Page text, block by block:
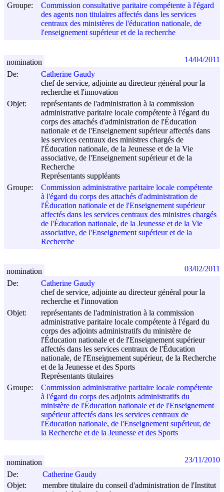
Groupe:
Commission consultative paritaire compétente à l'égard
des agents non titulaires affectés dans les services
centraux des ministères de l'éducation nationale, de
l'enseignement supérieur et de la recherche
De:
Catherine Gaudy
chef de service, adjointe au directeur général pour la
recherche et l'innovation
Objet:
représentants de l'administration à la commission
administrative paritaire locale compétente à l'égard du
corps des attachés d'administration de l'Éducation
nationale et de l'Enseignement supérieur affectés dans
les services centraux des ministres chargés de
l'Éducation nationale, de la Jeunesse et de la Vie
associative, de l'Enseignement supérieur et de la
Recherche
Représentants suppléants
Groupe:
Commission administrative paritaire locale compétente
à l'égard du corps des attachés d'administration de
l'Éducation nationale et de l'Enseignement supérieur
affectés dans les services centraux des ministres chargés
de l'Éducation nationale, de la Jeunesse et de la Vie
associative, de l'Enseignement supérieur et de la
Recherche
nomination 14/04/2011
De:
Catherine Gaudy
chef de service, adjointe au directeur général pour la
recherche et l'innovation
Objet:
représentants de l'administration à la commission
administrative paritaire locale compétente à l'égard du
corps des adjoints administratifs du ministère de
l'Éducation nationale et de l'Enseignement supérieur
affectés dans les services centraux de l'Éducation
nationale, de l'Enseignement supérieur, de la Recherche
et de la Jeunesse et des Sports
Représentants titulaires
Groupe:
Commission administrative paritaire locale compétente
à l'égard du corps des adjoints administratifs du
ministère de l'Éducation nationale et de l'Enseignement
supérieur affectés dans les services centraux de
l'Éducation nationale, de l'Enseignement supérieur, de
la Recherche et de la Jeunesse et des Sports
nomination 03/02/2011
De:
Catherine Gaudy
Objet:
membre titulaire du conseil d'administration de l'Institut
nomination 23/11/2010